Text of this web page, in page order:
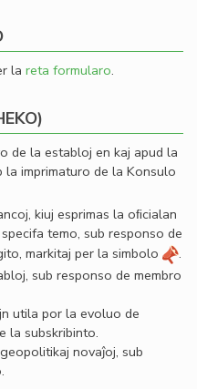
la reta formularo.
de la establoj en kaj apud la
imprimaturo de la Konsulo
kiuj esprimas la oﬁcialan
temo, sub responso de
markitaj per la simbolo
.
sub responso de membro
utila por la evoluo de
la subskribinto.
novaĵoj, sub